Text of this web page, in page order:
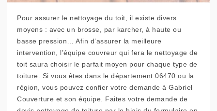
Pour assurer le nettoyage du toit, il existe divers
moyens : avec un brosse, par karcher, à haute ou
basse pression… Afin d’assurer la meilleure
intervention, l’équipe couvreur qui fera le nettoyage de
toit saura choisir le parfait moyen pour chaque type de
toiture. Si vous êtes dans le département 06470 ou la
région, vous pouvez confier votre demande à Gabriel
Couverture et son équipe. Faites votre demande de